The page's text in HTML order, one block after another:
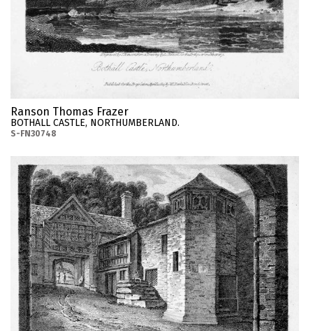
Ranson Thomas Frazer
BOTHALL CASTLE, NORTHUMBERLAND.
S-FN30748